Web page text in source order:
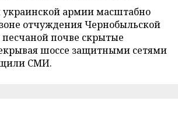
украинской армии масштабно
отчуждения Чернобыльской
песчаной почве скрытые
шоссе защитными сетями
СМИ.